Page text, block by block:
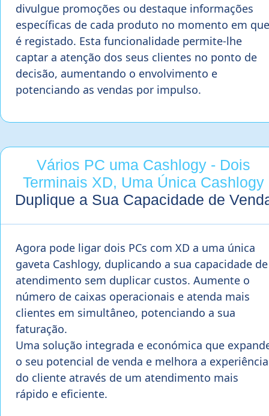
divulgue promoções ou destaque informações
específicas de cada produto no momento em que
é registado. Esta funcionalidade permite-lhe
captar a atenção dos seus clientes no ponto de
decisão, aumentando o envolvimento e
potenciando as vendas por impulso.
Vários PC uma Cashlogy - Dois
Terminais XD, Uma Única Cashlogy
Duplique a Sua Capacidade de
Agora pode ligar dois PCs com XD a uma única
gaveta Cashlogy, duplicando a sua capacidade de
atendimento sem duplicar custos. Aumente o
número de caixas operacionais e atenda mais
clientes em simultâneo, potenciando a sua
faturação.
Uma solução integrada e económica que
o seu potencial de venda e melhora a experiência
do cliente através de um atendimento mais
rápido e eficiente.